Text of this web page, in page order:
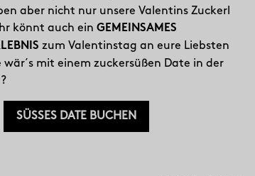
aber nicht nur unsere Valentins Zuckerl
könnt auch ein GEMEINSAMES
zum Valentinstag an eure Liebsten
wär´s mit einem zuckersüßen Date in der
SÜSSES DATE BUCHEN